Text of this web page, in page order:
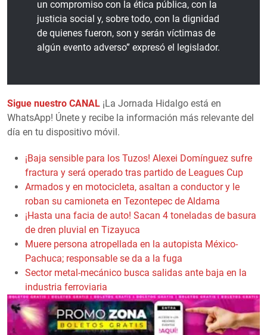
un compromiso con la ética pública, con la
justicia social y, sobre todo, con la dignidad
de quienes fueron, son y serán víctimas de
algún evento adverso” expresó el legislador.
Sigue nuestro CANAL ¡La Jornada Hidalgo está en
WhatsApp! Únete y recibe la información más relevante del
día en tu dispositivo móvil.
¡Baja sensible para los Tuzos! Alexei Domínguez sufre
fractura y será operado tras partido de Leagues Cup
Armados y en motocicleta, asaltan a conductor y le
roban su camioneta en Tezontepec de Aldama
¡Hasta una facia de auto! Sacan 4 toneladas de basura
de dren pluvial en Tizayuca
Muere persona atropellada en la autopista México-
Pachuca; responsable se da a la fuga
Sector metal-mecánico busca salidas ante baja en la
industria ferroviaria